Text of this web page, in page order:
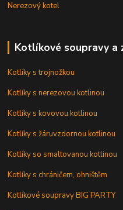
Nerezový kotel
Kotlíkové soupravy a
Kotlíky s trojnožkou
Kotlíky s nerezovou kotlinou
Kotlíky s kovovou kotlinou
Kotlíky s žáruvzdornou kotlinou
Kotlíky so smaltovanou kotlinou
Kotlíky s chráničem, ohništěm
Kotlíkové soupravy BIG PARTY